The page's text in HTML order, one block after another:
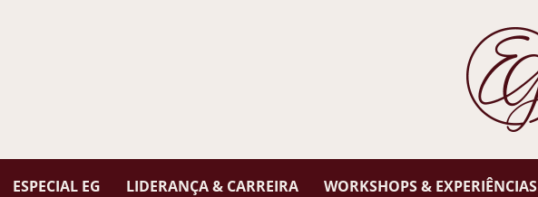
ESPECIAL EG LIDERANÇA & CARREIRA WORKSHOPS & EXPERIÊNCIAS